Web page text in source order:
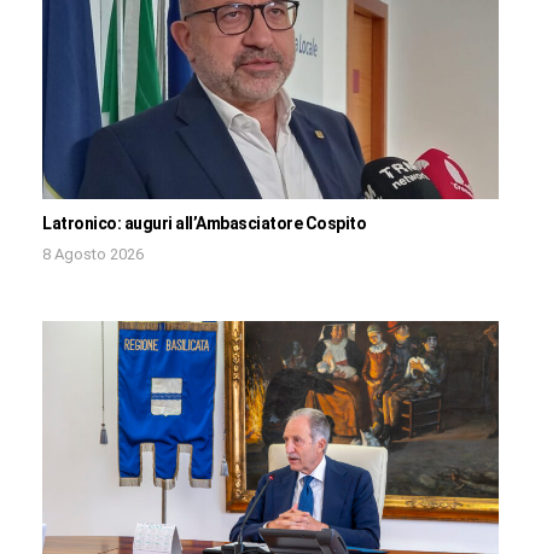
Latronico: auguri all’Ambasciatore Cospito
8 Agosto 2026